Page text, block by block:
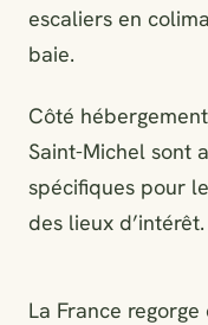
escaliers en
baie.
Côté
Saint-Michel sont
spécifiques pour
des lieux d’intérêt.
La France